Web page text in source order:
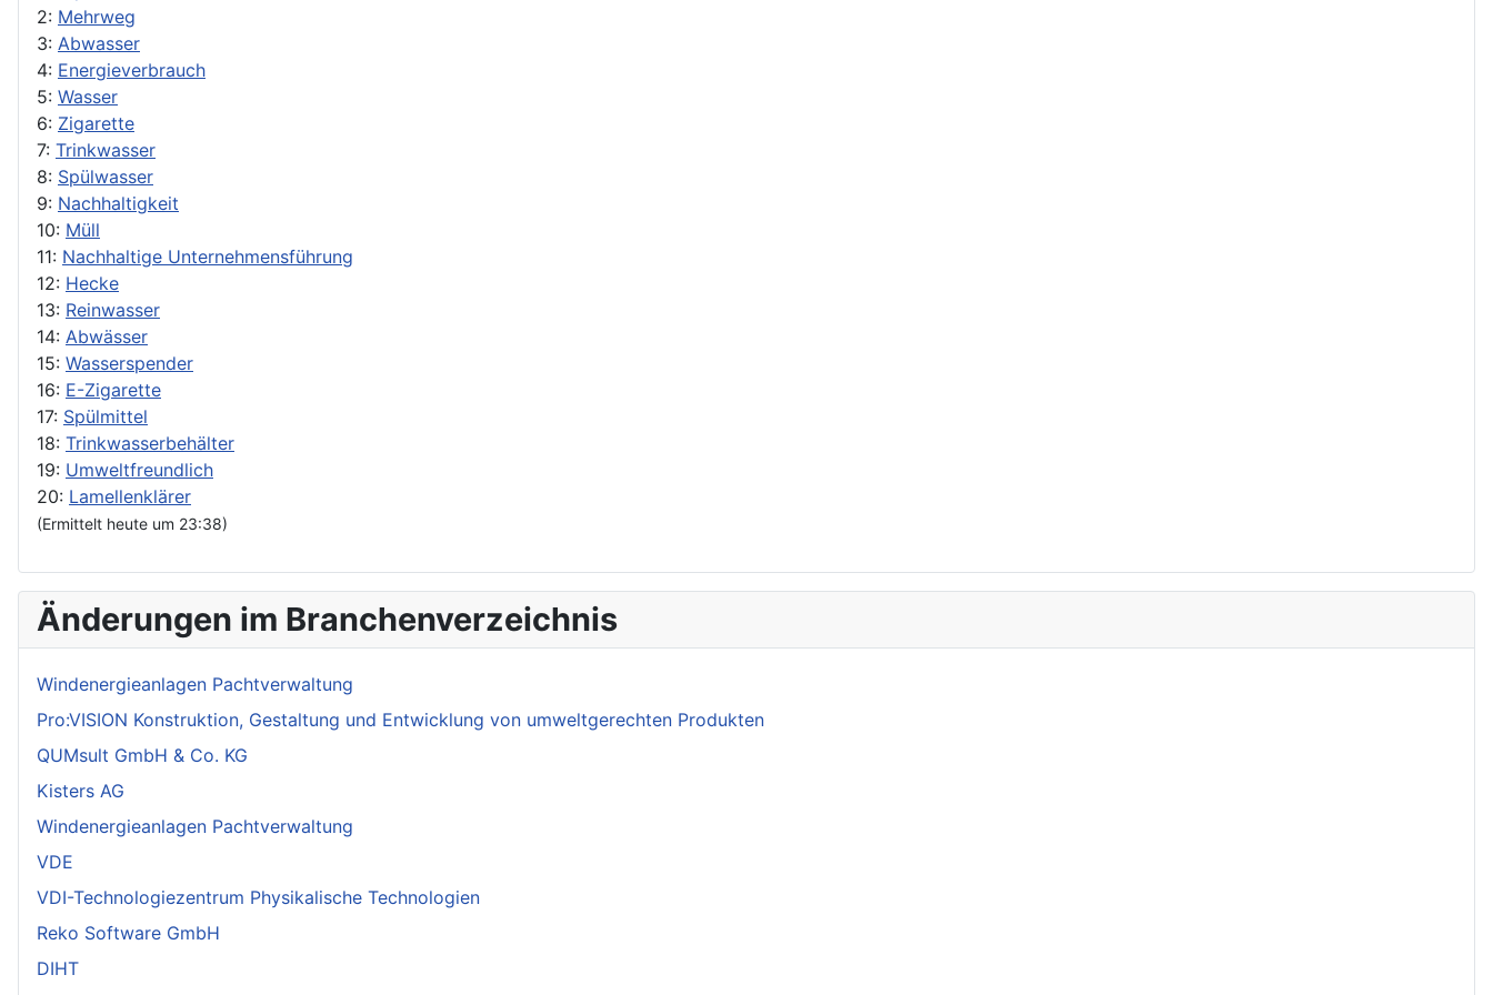
2: Mehrweg
3: Abwasser
4: Energieverbrauch
5: Wasser
6: Zigarette
7: Trinkwasser
8: Spülwasser
9: Nachhaltigkeit
10: Müll
11: Nachhaltige Unternehmensführung
12: Hecke
13: Reinwasser
14: Abwässer
15: Wasserspender
16: E-Zigarette
17: Spülmittel
18: Trinkwasserbehälter
19: Umweltfreundlich
20: Lamellenklärer
(Ermittelt heute um 23:38)
Änderungen im Branchenverzeichnis
Windenergieanlagen Pachtverwaltung
Pro:VISION Konstruktion, Gestaltung und Entwicklung von umweltgerechten Produkten
QUMsult GmbH & Co. KG
Kisters AG
Windenergieanlagen Pachtverwaltung
VDE
VDI-Technologiezentrum Physikalische Technologien
Reko Software GmbH
DIHT